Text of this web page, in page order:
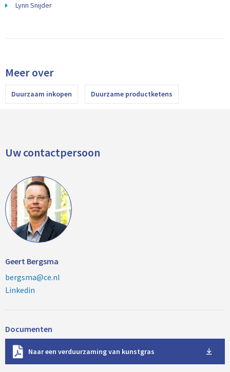
Lynn Snijder
Meer over
Duurzaam inkopen Duurzame productketens
Uw contactpersoon
Geert Bergsma
bergsma@ce.nl
Linkedin
Documenten
Naar een verduurzaming van kunstgras
w